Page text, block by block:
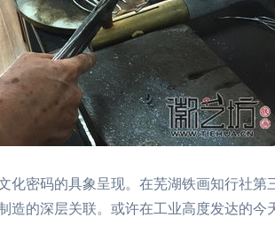
密码的具象呈现。在芜湖铁画知行社
的深层关联。或许在工业高度发达的